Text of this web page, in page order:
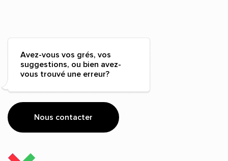
Avez-vous vos grés, vos
suggestions, ou bien avez-
vous trouvé une erreur?
Nous contacter